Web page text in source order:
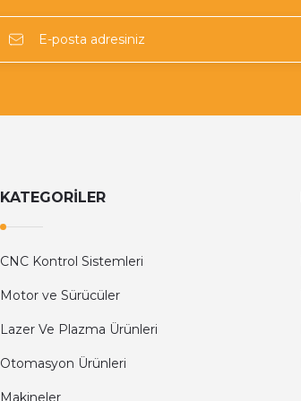
KATEGORİLER
CNC Kontrol Sistemleri
Motor ve Sürücüler
Lazer Ve Plazma Ürünleri
Otomasyon Ürünleri
Makineler